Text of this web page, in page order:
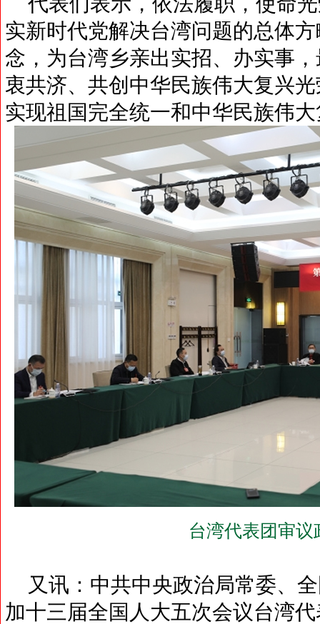
实新时代党解决台湾问题的总体
念，为台湾乡亲出实招、办实事
衷共济、共创中华民族伟大复兴
实现祖国完全统一和中华民族伟
台湾代表团审议
又讯：中共中央政治局常委、
加十三届全国人大五次会议台湾